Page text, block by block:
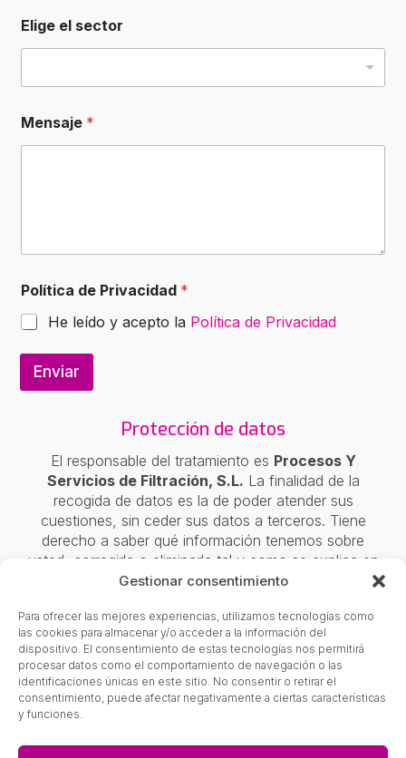
Gestionar consentimiento
Para ofrecer las mejores experiencias, utilizamos tecnologías como
las cookies para almacenar y/o acceder a la información del
dispositivo. El consentimiento de estas tecnologías nos permitirá
procesar datos como el comportamiento de navegación o las
identificaciones únicas en este sitio. No consentir o retirar el
consentimiento, puede afectar negativamente a ciertas características
y funciones.
Elige el sector
Mensaje *
Política de Privacidad *
He leído y acepto la Política de Privacidad
Enviar
Protección de datos
El responsable del tratamiento es Procesos Y
Servicios de Filtración, S.L. La finalidad de la
recogida de datos es la de poder atender sus
cuestiones, sin ceder sus datos a terceros. Tiene
derecho a saber qué información tenemos sobre
usted, corregirla o eliminarla tal y como se explica en
nuestraPolítica de privacidad
Avda. Ossa de Montiel, 23, 02600, Villarrobledo
+34 967 144 537
info@psfiltracion.com